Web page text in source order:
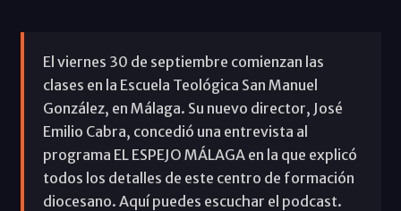
El viernes 30 de septiembre comienzan las
clases en la Escuela Teológica San Manuel
González, en Málaga. Su nuevo director, José
Emilio Cabra, concedió una entrevista al
programa EL ESPEJO MÁLAGA en la que explicó
todos los detalles de este centro de formación
diocesano. Aquí puedes escuchar el podcast.